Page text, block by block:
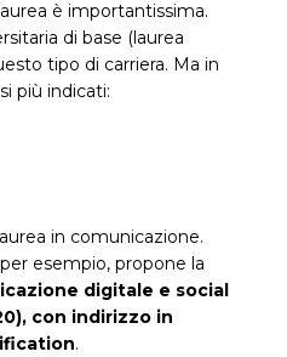
è importantissima.
di base (laurea
tipo di carriera. Ma in
più indicati:
in comunicazione.
esempio, propone la
digitale e social
con indirizzo in
.